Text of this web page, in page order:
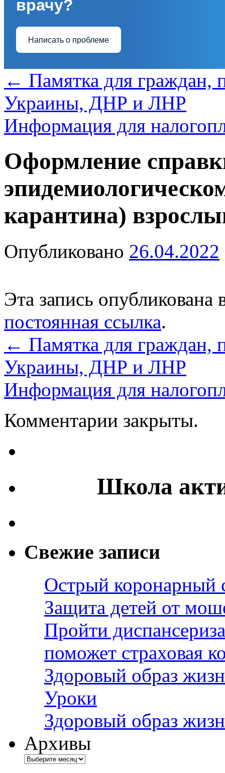
врачу?
Написать о проблеме
← Памятка для граждан,
Украины, ДНР и ЛНР
Информация для
Оформление
карантина)
Опубликовано 26.04.2022
Эта запись опубликована
постоянная ссылка.
← Памятка для граждан,
Украины, ДНР и ЛНР
Информация для
Комментарии закрыты.
Школа
Свежие записи
Острый коронарный
Защита детей от
Пройти
поможет страховая
Здоровый образ
Уроки
Здоровый образ
Архивы